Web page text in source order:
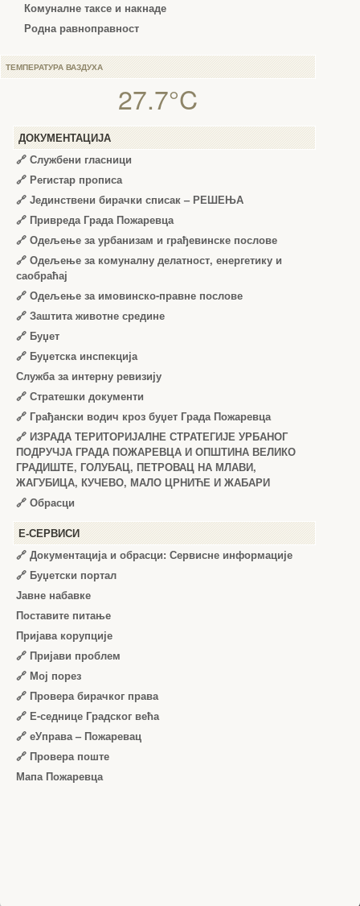
Комуналне таксе и накнаде
Родна равноправност
ТЕМПЕРАТУРА ВАЗДУХА
27.7°C
ДОКУМЕНТАЦИЈА
🔗 Службени гласници
🔗 Регистар прописа
🔗 Јединствени бирачки списак – РЕШЕЊА
🔗 Привреда Града Пожаревца
🔗 Одељење за урбанизам и грађевинске послове
🔗 Одељење за комуналну делатност, енергетику и
саобраћај
🔗 Одељење за имовинско-правне послове
🔗 Заштита животне средине
🔗 Буџет
🔗 Буџетска инспекција
Служба за интерну ревизију
🔗 Стратешки документи
🔗 Грађански водич кроз буџет Града Пожаревца
🔗 ИЗРАДА ТЕРИТОРИЈАЛНЕ СТРАТЕГИЈЕ УРБАНОГ
ПОДРУЧЈА ГРАДА ПОЖАРЕВЦА И ОПШТИНА ВЕЛИКО
ГРАДИШТЕ, ГОЛУБАЦ, ПЕТРОВАЦ НА МЛАВИ,
ЖАГУБИЦА, КУЧЕВО, МАЛО ЦРНИЋЕ И ЖАБАРИ
🔗 Обрасци
Е-СЕРВИСИ
🔗 Документација и обрасци: Сервисне информације
🔗 Буџетски портал
Јавне набавке
Поставите питање
Пријава корупције
🔗 Пријави проблем
🔗 Мој порез
🔗 Провера бирачког права
🔗 Е-седнице Градског већа
🔗 еУправа – Пожаревац
🔗 Провера поште
Мапа Пожаревца